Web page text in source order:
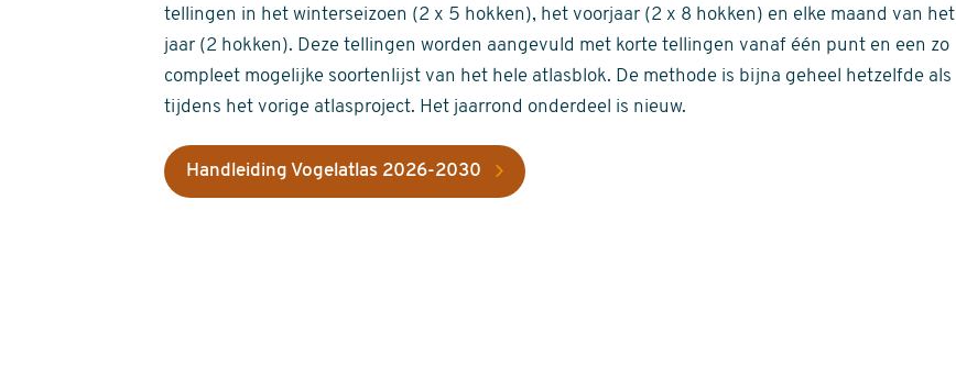
tellingen in het winterseizoen (2 x 5 hokken), het voorjaar (2 x 8 hokken) en elke maand van het
jaar (2 hokken). Deze tellingen worden aangevuld met korte tellingen vanaf één punt en een zo
compleet mogelijke soortenlijst van het hele atlasblok. De methode is bijna geheel hetzelfde als
tijdens het vorige atlasproject. Het jaarrond onderdeel is nieuw.
Handleiding Vogelatlas 2026-2030